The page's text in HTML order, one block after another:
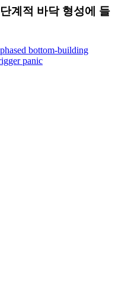
계적 바닥 형성에 들
bottom-building
panic